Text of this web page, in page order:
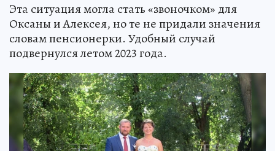
Эта ситуация могла стать «звоночком» для
Оксаны и Алексея, но те не придали значения
словам пенсионерки. Удобный случай
подвернулся летом 2023 года.